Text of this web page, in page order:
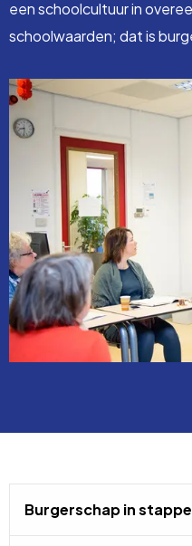
een schoolcultuur in
schoolwaarden; dat is
Burgerschap in